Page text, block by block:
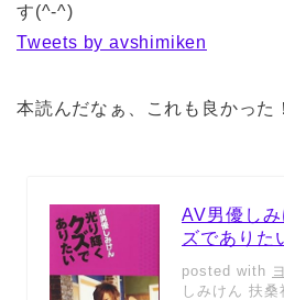
す(^-^)
Tweets by avshimiken
本読んだなぁ、これも良かった！
AV男優し
ズでありた
posted with
しみけん 扶